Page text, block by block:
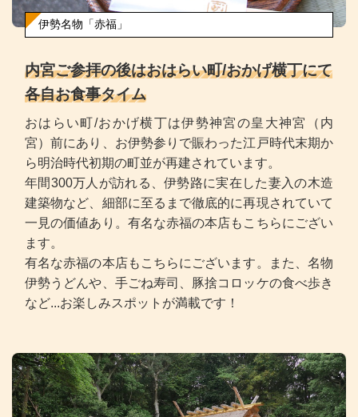
伊勢名物「赤福」
内宮ご参拝の後はおはらい町/おかげ横丁にて
各自お食事タイム
おはらい町/おかげ横丁は伊勢神宮の皇大神宮（内
宮）前にあり、お伊勢参りで賑わった江戸時代末期か
ら明治時代初期の町並が再建されています。
年間300万人が訪れる、伊勢路に実在した妻入の木造
建築物など、細部に至るまで徹底的に再現されていて
一見の価値あり。有名な赤福の本店もこちらにござい
ます。
有名な赤福の本店もこちらにございます。また、名物
伊勢うどんや、手ごね寿司、豚捨コロッケの食べ歩き
など...お楽しみスポットが満載です！